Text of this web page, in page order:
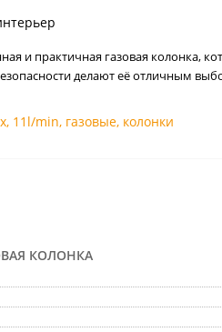
и практичная газовая колонка,
делают её отличным
, 11l/min, газовые, колонки
КОЛОНКА